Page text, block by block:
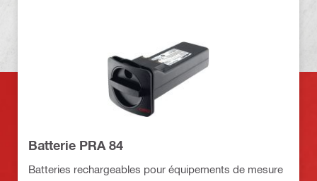
Batterie PRA 84
Batteries rechargeables pour équipements de mesure